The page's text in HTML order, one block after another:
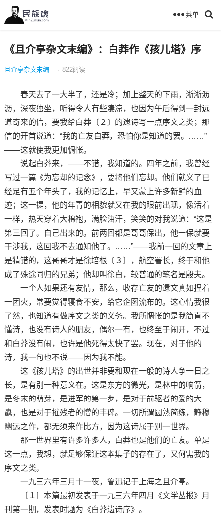
菜单
《且介亭杂文末编》：白莽作《孩儿塔》序
且介亭杂文末编 · 822阅读
春天去了一大半了，还是冷；加上整天的下雨，淅淅沥
沥，深夜独坐，听得令人有些凄凉，也因为午后得到一封远
道寄来的信，要我给白莽〔２〕的遗诗写一点序文之类；那
信的开首说道：“我的亡友白莽，恐怕你是知道的罢。……”
——这就使我更加惆怅。
说起白莽来，——不错，我知道的。四年之前，我曾经
写过一篇《为忘却的记念》，要将他们忘却。他们就义了已
经足有五个年头了，我的记忆上，早又蒙上许多新鲜的血
迹；这一提，他的年青的相貌就又在我的眼前出现，像活着
一样，热天穿着大棉袍，满脸油汗，笑笑的对我说道：“这是
第三回了。自己出来的。前两回都是哥哥保出，他一保就要
干涉我，这回我不去通知他了。……”——我前一回的文章上
是猜错的，这哥哥才是徐培根〔３〕，航空署长，终于和他
成了殊途同归的兄弟；他却叫徐白，较普通的笔名是殷夫。
一个人如果还有友情，那么，收存亡友的遗文真如捏着
一团火，常要觉得寝食不安，给它企图流布的。这心情我很
了然，也知道有做序文之类的义务。我所惆怅的是我简直不
懂诗，也没有诗人的朋友，偶尔一有，也终至于闹开，不过
和白莽没有闹，也许是他死得太快了罢。现在，对于他的
诗，我一句也不说——因为我不能。
这《孩儿塔》的出世并非要和现在一般的诗人争一日之
长，是有别一种意义在。这是东方的微光，是林中的响箭，
是冬末的萌芽，是进军的第一步，是对于前驱者的爱的大
纛，也是对于摧残者的憎的丰碑。一切所谓圆熟简练，静穆
幽远之作，都无须来作比方，因为这诗属于别一世界。
那一世界里有许多许多人，白莽也是他们的亡友。单是
这一点，我想，就足够保证这本集子的存在了，又何需我的
序文之类。
一九三六年三月十一夜，鲁迅记于上海之且介亭。
〔１〕本篇最初发表于一九三六年四月《文学丛报》月
刊第一期，发表时题为《白莽遗诗序》。